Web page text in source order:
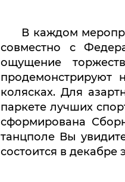
В каждом
совместно с
ощущение
продемонстрируют
колясках. Для
паркете лучших
сформирована
танцполе Вы
состоится в декабре